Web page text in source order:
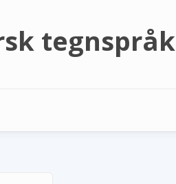
tegnspråk